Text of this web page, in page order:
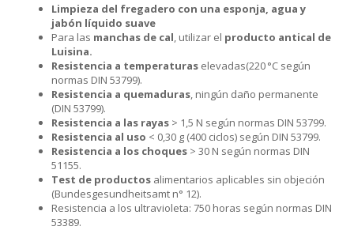
Limpieza del fregadero con una esponja, agua y
jabón líquido suave
Para las manchas de cal, utilizar el producto antical de
Luisina.
Resistencia a temperaturas elevadas(220 °C según
normas DIN 53799).
Resistencia a quemaduras, ningún daño permanente
(DIN 53799).
Resistencia a las rayas > 1,5 N según normas DIN 53799.
Resistencia al uso < 0,30 g (400 ciclos) según DIN 53799.
Resistencia a los choques > 30 N según normas DIN
51155.
Test de productos alimentarios aplicables sin objeción
(Bundesgesundheitsamt n° 12).
Resistencia a los ultravioleta: 750 horas según normas DIN
53389.